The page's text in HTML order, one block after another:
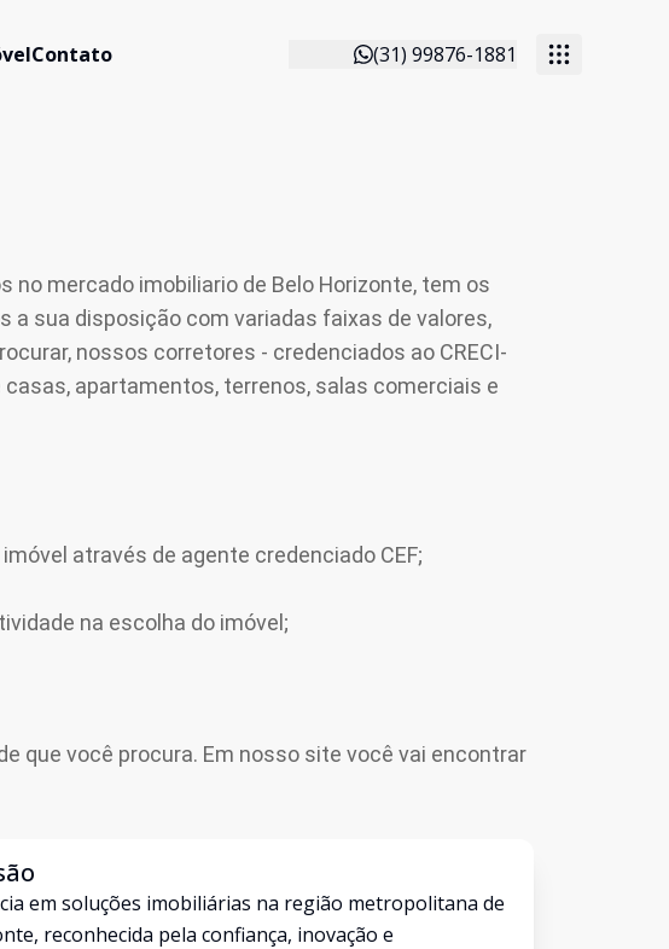
Contato (31) 99876-1881
no mercado imobiliario de Belo Horizonte, tem os
a sua disposição com variadas faixas de valores,
nossos corretores - credenciados ao CRECI-
apartamentos, terrenos, salas comerciais e
através de agente credenciado CEF;
na escolha do imóvel;
que você procura. Em nosso site você vai encontrar
em soluções imobiliárias na região metropolitana de
reconhecida pela confiança, inovação e